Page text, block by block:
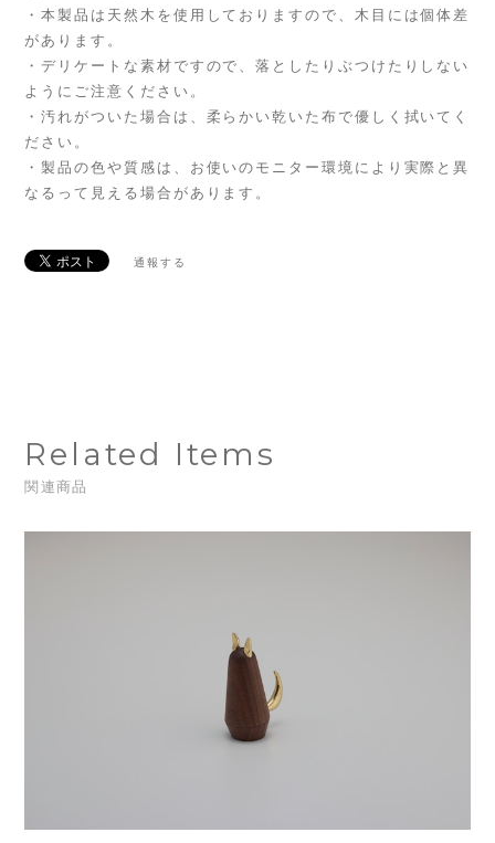
・本製品は天然木を使用しておりますので、木目には個体差
があります。
・デリケートな素材ですので、落としたりぶつけたりしない
ようにご注意ください。
・汚れがついた場合は、柔らかい乾いた布で優しく拭いてく
ださい。
・製品の色や質感は、お使いのモニター環境により実際と異
なるって見える場合があります。
通報する
Related Items
関連商品